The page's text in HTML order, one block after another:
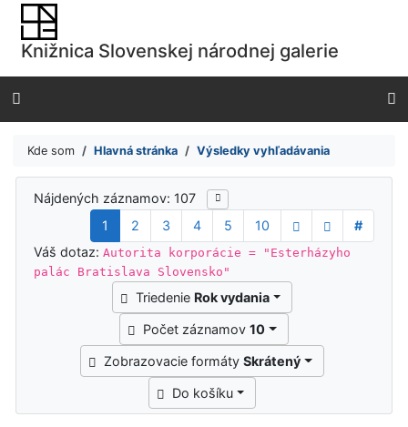
Prejsť na obsah
Prejsť na menu
Prehlásenie o webovej prístupnosti
Knižnica Slovenskej národnej galerie
Kde som Hlavná stránka Výsledky vyhľadávania
Výsledky vyhľadávania
Nájdených záznamov: 107
1
2 3 4 5 10
#
Váš dotaz:Autorita korporácie = "Esterházyho
palác Bratislava Slovensko"
Triedenie Rok vydania
Počet záznamov10
Zobrazovacie formátySkrátený
Do košíku